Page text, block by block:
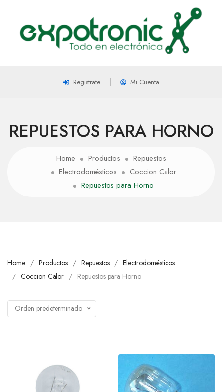
Registrate Mi Cuenta
REPUESTOS PARA HORNO
Home Productos
Repuestos
Electrodomésticos
Coccion Calor
Repuestos para Horno
Home Productos Repuestos
Electrodomésticos
Coccion Calor
Repuestos para Horno
Orden predeterminado